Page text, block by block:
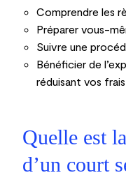
Comprendre les
Préparer vous-
Suivre une
Bénéficier de
réduisant vos frais
Quelle est
d’un court